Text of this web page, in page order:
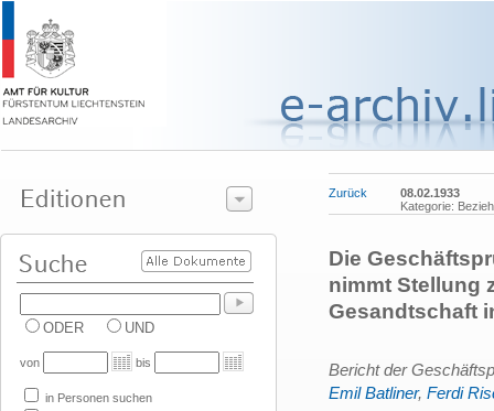
ODER UND
von bis
in Personen suchen
Zurück
08.02.1933
Kategorie:
Die
nimmt Stellung
Gesandtschaft
Bericht der
Emil Batliner, Ferdi